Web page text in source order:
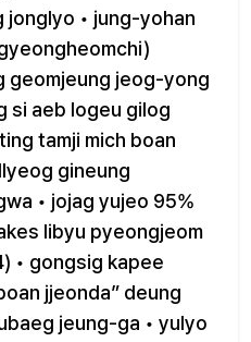
jonglyo • jung-yohan
geomjeung jeog-yong
si aeb logeu gilog
tamji mich boan
gineung
• jojag yujeo 95%
libyu pyeongjeom
gongsig kapee
jjeonda” deung
jeung-ga • yulyo